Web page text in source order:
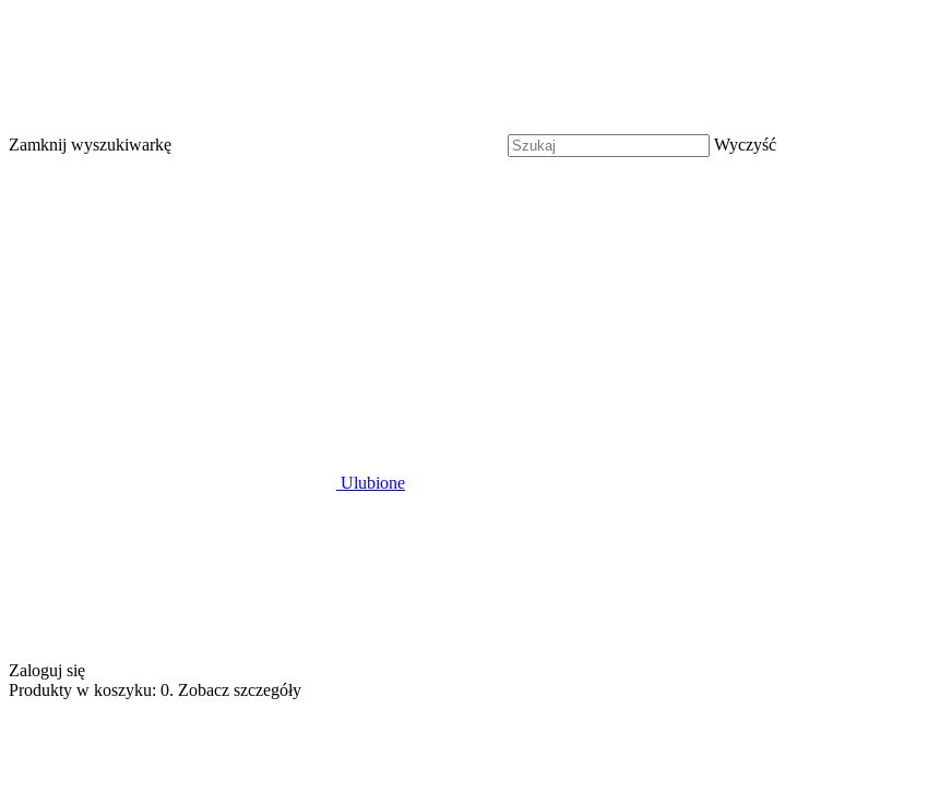
Zamknij wyszukiwarkę Wyczyść
Ulubione
Zaloguj się
Produkty w koszyku: 0. Zobacz szczegóły